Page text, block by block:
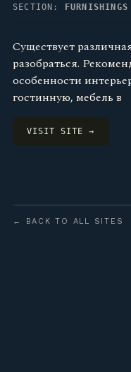
SECTION:
Существует
разобраться.
особенности
гостинную, мебель в
VISIT SITE →
← BACK TO ALL SITES